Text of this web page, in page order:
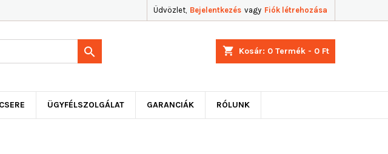
Üdvözlet, Bejelentkezés vagy Fiók létrehozása
shopping_cart Kosár: 0 Termék - 0 Ft

ÜGYFÉLSZOLGÁLAT GARANCIÁK RÓLUNK